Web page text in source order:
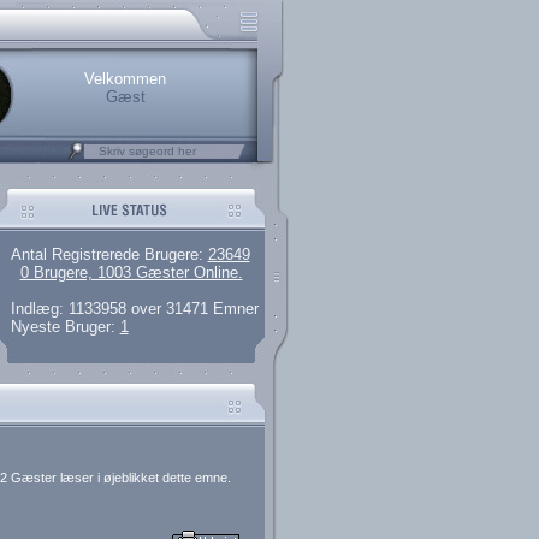
brugere
artikler og 135 guides
her.
Velkommen
Gæst
Antal Registrerede Brugere: 23649
0 Brugere, 1003 Gæster Online.
Indlæg: 1133958 over 31471 Emner
Nyeste Bruger: 1
Gæster læser i øjeblikket dette emne.